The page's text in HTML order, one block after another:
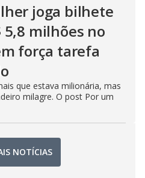
joga bilhete
5,8 milhões no
força tarefa
que estava milionária, mas
milagre. O post Por um
NOTÍCIAS